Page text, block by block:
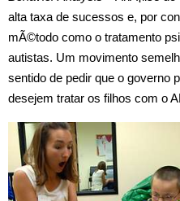
alta taxa de sucessos e, por
mÃ©todo como o tratamento
autistas. Um movimento
sentido de pedir que o governo
desejem tratar os filhos com o